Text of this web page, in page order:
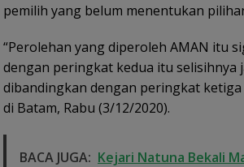
pemilih yang belum menentukan
“Perolehan yang diperoleh AMAN itu
dengan peringkat kedua itu
dibandingkan dengan peringkat ketiga
di Batam, Rabu (3/12/2020).
BACA JUGA: Kejari Natuna Bekali